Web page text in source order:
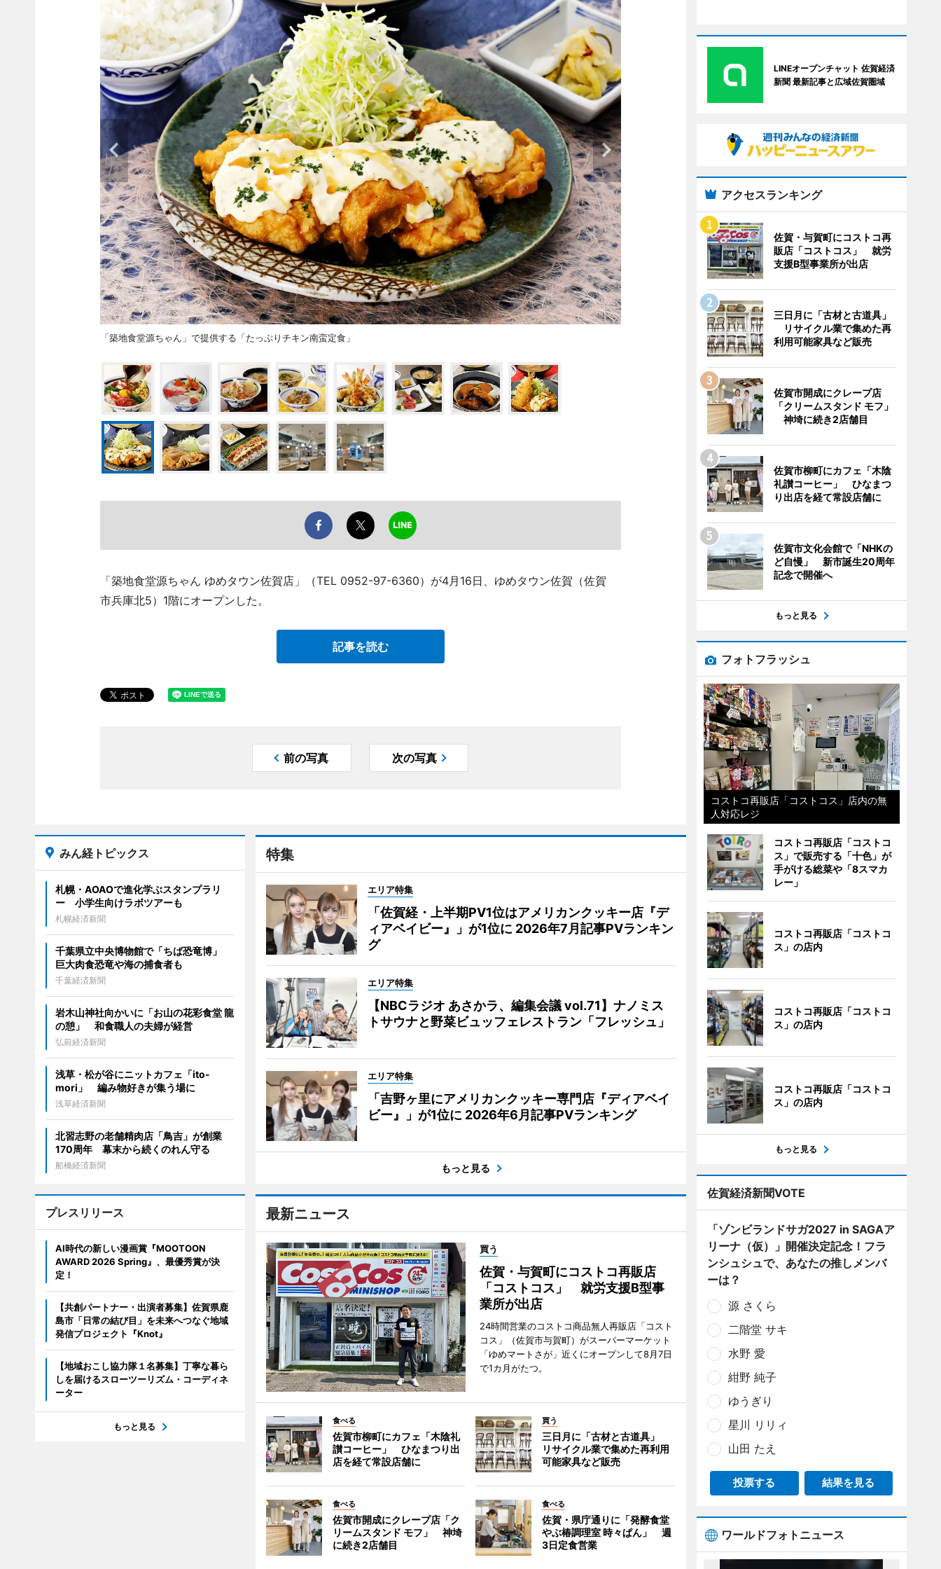
「築地食堂源ちゃん」で提供する「たっぷりチキン南蛮定食」
「築地食堂源ちゃん ゆめタウン佐賀店」（TEL 0952-97-6360）が4月16日、ゆめタウン佐賀（佐賀
市兵庫北5）1階にオープンした。
記事を読む
前の写真 次の写真
特集
エリア特集
「佐賀経・上半期PV1位はアメリカンクッキー店『デ
ィアベイビー』」が1位に 2026年7月記事PVランキン
グ
エリア特集
【NBCラジオ あさかラ、編集会議 vol.71】ナノミス
トサウナと野菜ビュッフェレストラン「フレッシュ」
エリア特集
「吉野ヶ里にアメリカンクッキー専門店『ディアベイ
ビー』」が1位に 2026年6月記事PVランキング
もっと見る
最新ニュース
買う
佐賀・与賀町にコストコ再販店
「コストコス」 就労支援B型事
業所が出店
24時間営業のコストコ商品無人再販店「コスト
コス」（佐賀市与賀町）がスーパーマーケット
「ゆめマートさが」近くにオープンして8月7日
で1カ月がたつ。
食べる
佐賀市柳町にカフェ「木陰礼
讃コーヒー」 ひなまつり出
店を経て常設店舗に
買う
三日月に「古材と古道具」
リサイクル業で集めた再利用
可能家具など販売
食べる
佐賀市開成にクレープ店「ク
リームスタンド モフ」 神埼
に続き2店舗目
食べる
佐賀・県庁通りに「発酵食堂
やぶ椿調理室 時々ぱん」 週
3日定食営業
みん経トピックス
札幌・AOAOで進化学ぶスタンプラリ
ー 小学生向けラボツアーも
札幌経済新聞
千葉県立中央博物館で「ちば恐竜博」
巨大肉食恐竜や海の捕食者も
千葉経済新聞
岩木山神社向かいに「お山の花彩食堂 龍
の憩」 和食職人の夫婦が経営
弘前経済新聞
浅草・松が谷にニットカフェ「ito-
mori」 編み物好きが集う場に
浅草経済新聞
北習志野の老舗精肉店「鳥吉」が創業
170周年 幕末から続くのれん守る
船橋経済新聞
プレスリリース
AI時代の新しい漫画賞『MOOTOON
AWARD 2026 Spring』、最優秀賞が決
定！
【共創パートナー・出演者募集】佐賀県鹿
島市「日常の結び目」を未来へつなぐ地域
発信プロジェクト『Knot』
【地域おこし協力隊１名募集】丁寧な暮ら
しを届けるスローツーリズム・コーディネ
ーター
もっと見る
LINEオープンチャット 佐賀経済
新聞 最新記事と広域佐賀圏域
アクセスランキング
佐賀・与賀町にコストコ再
販店「コストコス」 就労
支援B型事業所が出店
三日月に「古材と古道具」
リサイクル業で集めた再
利用可能家具など販売
佐賀市開成にクレープ店
「クリームスタンド モフ」
神埼に続き2店舗目
佐賀市柳町にカフェ「木陰
礼讃コーヒー」 ひなまつ
り出店を経て常設店舗に
佐賀市文化会館で「NHKの
ど自慢」 新市誕生20周年
記念で開催へ
もっと見る
フォトフラッシュ
コストコ再販店「コストコス」店内の無
人対応レジ
コストコ再販店「コストコ
ス」で販売する「十色」が
手がける総菜や「8スマカ
レー」
コストコ再販店「コストコ
ス」の店内
コストコ再販店「コストコ
ス」の店内
コストコ再販店「コストコ
ス」の店内
もっと見る
佐賀経済新聞VOTE
「ゾンビランドサガ2027 in SAGAア
リーナ（仮）」開催決定記念！フラ
ンシュシュで、あなたの推しメンバ
ーは？
源 さくら
二階堂 サキ
水野 愛
紺野 純子
ゆうぎり
星川 リリィ
山田 たえ
投票する 結果を見る
ワールドフォトニュース